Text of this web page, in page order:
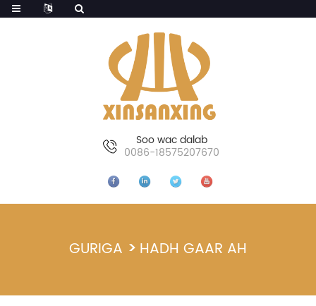
Soo wac dalab
0086-18575207670
GURIGA HADH GAAR AH